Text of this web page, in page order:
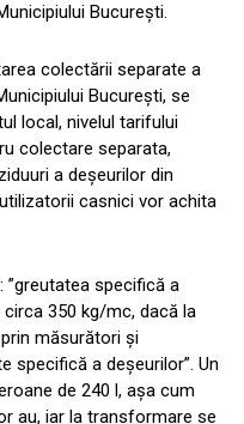
București.
colectării separate a
București, se
local, nivelul tarifului
colectare separata,
a deşeurilor din
casnici vor achita
”greutatea specifică a
350 kg/mc, dacă la
măsurători şi
specifică a deşeurilor”. Un
de 240 l, așa cum
au, iar la transformare se